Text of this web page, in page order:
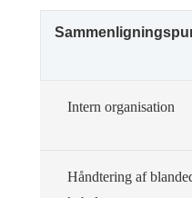
Intern organisation
Håndtering af